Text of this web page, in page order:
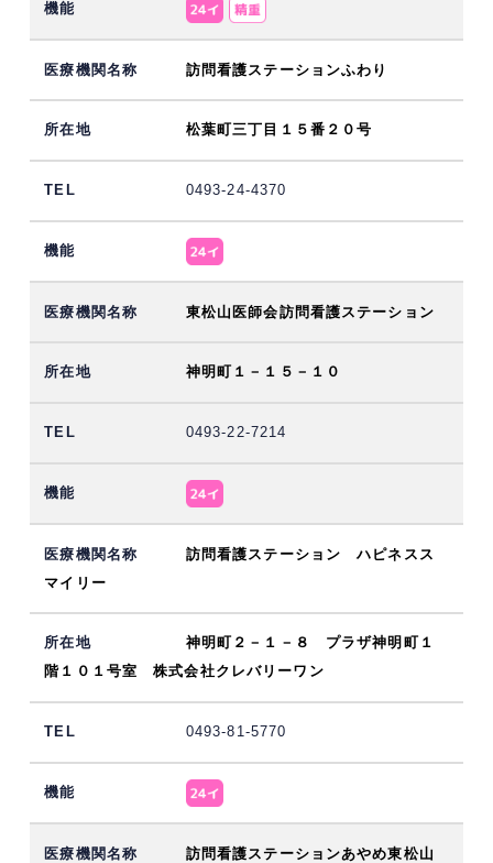
訪問看護ステーションふわり
松葉町三丁目１５番２０号
0493-24-4370
東松山医師会訪問看護ステーション
神明町１－１５－１０
0493-22-7214
訪問看護ステーション ハピネスス
マイリー
神明町２－１－８ プラザ神明町１
階１０１号室 株式会社クレバリーワン
0493-81-5770
訪問看護ステーションあやめ東松山